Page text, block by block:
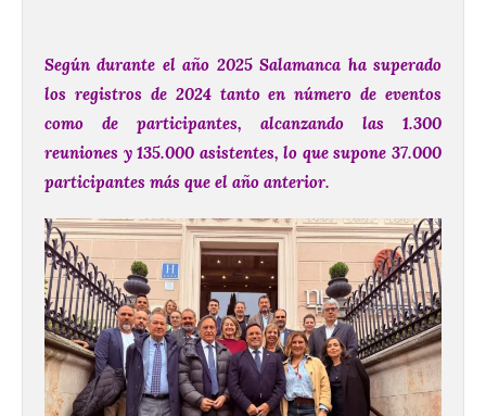
Según durante el año 2025 Salamanca ha superado
los registros de 2024 tanto en número de eventos
como de participantes, alcanzando las 1.300
reuniones y 135.000 asistentes, lo que supone 37.000
participantes más que el año anterior.